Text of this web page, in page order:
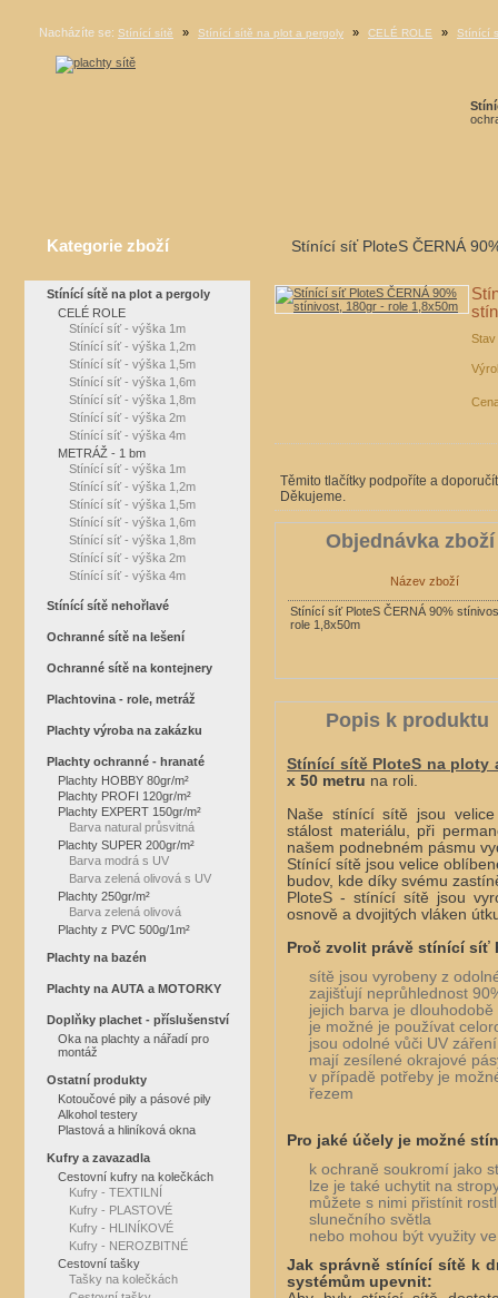
Nacházíte se: Stínící sítě » Stínící sítě na plot a pergoly » CELÉ ROLE » Stínící
Stínící síť PloteS ČERNÁ
Stav
Těmito tlačítky podpoříte a
Děkujeme.
Objednávka zboží
Název zboží
Stínící síť PloteS ČERNÁ 90%
role 1,8x50m
Popis k produktu
Stínící sítě PloteS na ploty
x 50 metru na roli.
Naše stínící sítě jsou
stálost materiálu, při
našem podnebném pásmu
Stínící sítě jsou velice
budov, kde díky svému
PloteS - stínící sítě jsou
osnově a dvojitých vláken
Proč zvolit právě stínící síť
sítě jsou vyrobeny z
zajišťují neprůhlednost
jejich barva je dlouhodobě
je možné je používat
jsou odolné vůči UV záření
mají zesílené okrajové
v případě potřeby je
řezem
Pro jaké účely je možné
k ochraně soukromí jako
lze je také uchytit na
můžete s nimi přistínit
slunečního světla
nebo mohou být využity
Jak správně stínící sítě k
systémům upevnit:
Kategorie zboží
Stínící sítě na plot a pergoly
CELÉ ROLE
Stínící síť - výška 1m
Stínící síť - výška 1,2m
Stínící síť - výška 1,5m
Stínící síť - výška 1,6m
Stínící síť - výška 1,8m
Stínící síť - výška 2m
Stínící síť - výška 4m
METRÁŽ - 1 bm
Stínící síť - výška 1m
Stínící síť - výška 1,2m
Stínící síť - výška 1,5m
Stínící síť - výška 1,6m
Stínící síť - výška 1,8m
Stínící síť - výška 2m
Stínící síť - výška 4m
Stínící sítě nehořlavé
Ochranné sítě na lešení
Ochranné sítě na kontejnery
Plachtovina - role, metráž
Plachty výroba na zakázku
Plachty ochranné - hranaté
Plachty HOBBY 80gr/m²
Plachty PROFI 120gr/m²
Plachty EXPERT 150gr/m²
Barva natural průsvitná
Plachty SUPER 200gr/m²
Barva modrá s UV
Barva zelená olivová s UV
Plachty 250gr/m²
Barva zelená olivová
Plachty z PVC 500g/1m²
Plachty na bazén
Plachty na AUTA a MOTORKY
Doplňky plachet - příslušenství
Oka na plachty a nářadí pro
montáž
Ostatní produkty
Kotoučové pily a pásové pily
Alkohol testery
Plastová a hliníková okna
Kufry a zavazadla
Cestovní kufry na kolečkách
Kufry - TEXTILNÍ
Kufry - PLASTOVÉ
Kufry - HLINÍKOVÉ
Kufry - NEROZBITNÉ
Cestovní tašky
Tašky na kolečkách